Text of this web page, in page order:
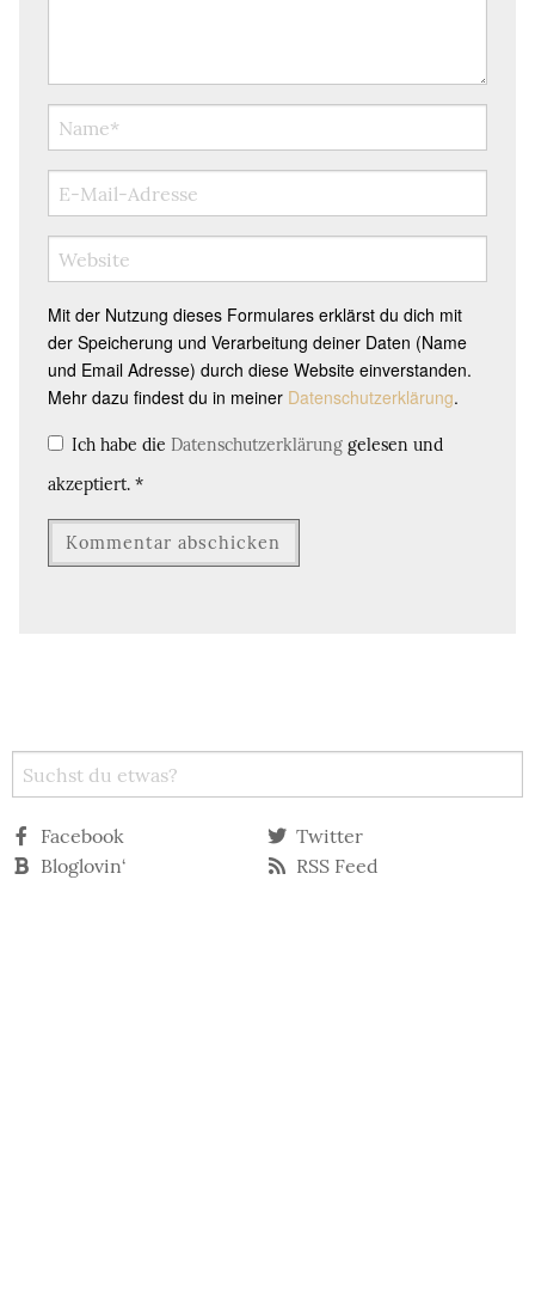
Mit der Nutzung dieses Formulares erklärst du dich mit
der Speicherung und Verarbeitung deiner Daten (Name
und Email Adresse) durch diese Website einverstanden.
Mehr dazu findest du in meiner Datenschutzerklärung.
Ich habe die Datenschutzerklärung gelesen und
akzeptiert. *
Facebook
Twitter
Bloglovin‘
RSS Feed